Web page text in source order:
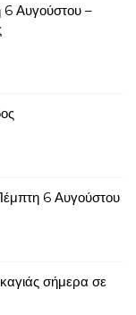
6 Αυγούστου –
6 Αυγούστου
σήμερα σε